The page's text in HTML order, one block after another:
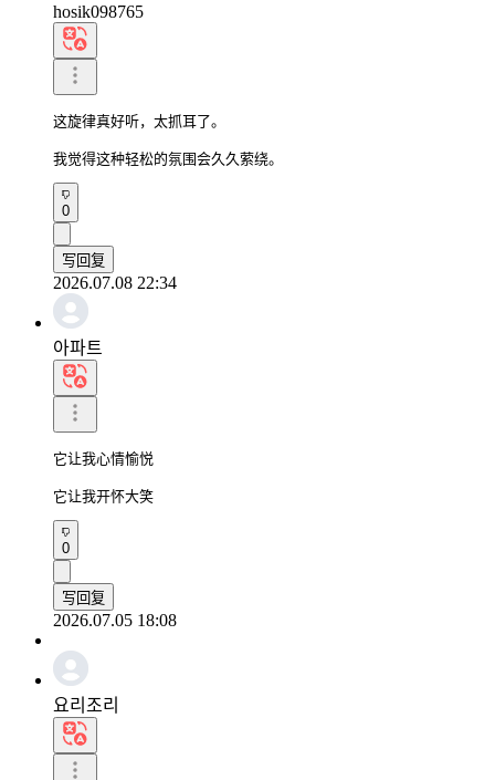
hosik098765
这旋律真好听，太抓耳了。
我觉得这种轻松的氛围会久久萦绕。
0
写回复
2026.07.08 22:34
아파트
它让我心情愉悦
它让我开怀大笑
0
写回复
2026.07.05 18:08
요리조리